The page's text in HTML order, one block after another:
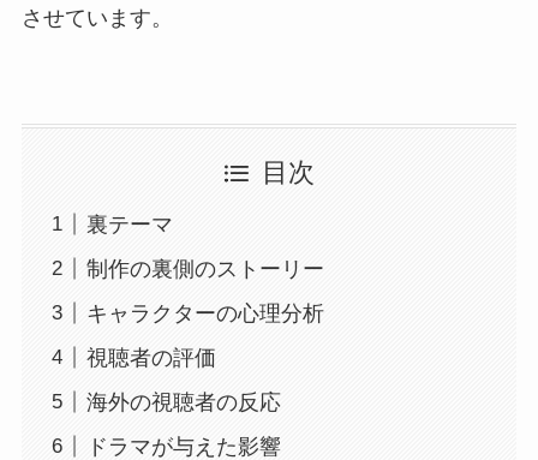
させています。
目次
裏テーマ
制作の裏側のストーリー
キャラクターの心理分析
視聴者の評価
海外の視聴者の反応
ドラマが与えた影響